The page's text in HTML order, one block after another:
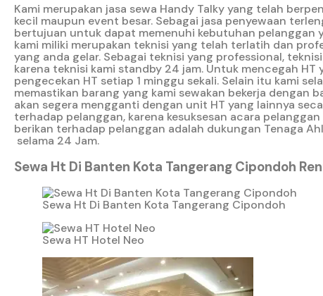
Kami merupakan jasa sewa Handy Talky yang telah
kecil maupun event besar. Sebagai jasa penyewaan
bertujuan untuk dapat memenuhi kebutuhan pelanggan
kami miliki merupakan teknisi yang telah terlatih dan
yang anda gelar. Sebagai teknisi yang professional,
karena teknisi kami standby 24 jam. Untuk mencegah
pengecekan HT setiap 1 minggu sekali. Selain itu kami
memastikan barang yang kami sewakan bekerja dengan
akan segera mengganti dengan unit HT yang lainnya
terhadap pelanggan, karena kesuksesan acara
berikan terhadap pelanggan adalah dukungan Tenaga
selama 24 Jam.
Sewa Ht Di Banten Kota Tangerang Cipondoh
Sewa Ht Di Banten Kota Tangerang Cipondoh
Sewa HT Hotel Neo